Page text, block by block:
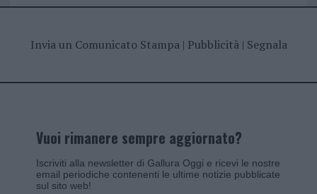
Invia un Comunicato Stampa| Pubblicità| Segnala
Vuoi rimanere sempre aggiornato?
Iscriviti alla newsletter di Gallura Oggi e ricevi le nostre
email periodiche contenenti le ultime notizie pubblicate
sul sito web!